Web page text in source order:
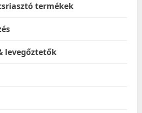
termékek
levegőztetők